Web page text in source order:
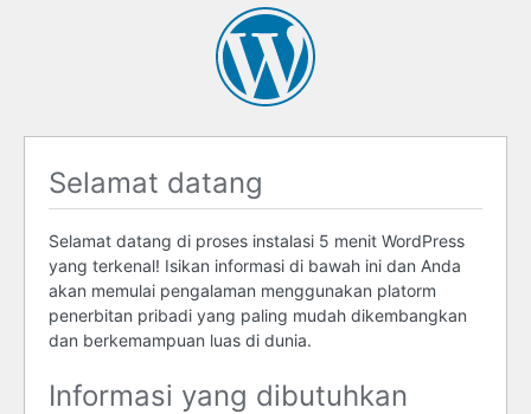
Selamat datang
Selamat datang di proses instalasi 5 menit WordPress
yang terkenal! Isikan informasi di bawah ini dan Anda
akan memulai pengalaman menggunakan platorm
penerbitan pribadi yang paling mudah dikembangkan
dan berkemampuan luas di dunia.
Informasi yang dibutuhkan